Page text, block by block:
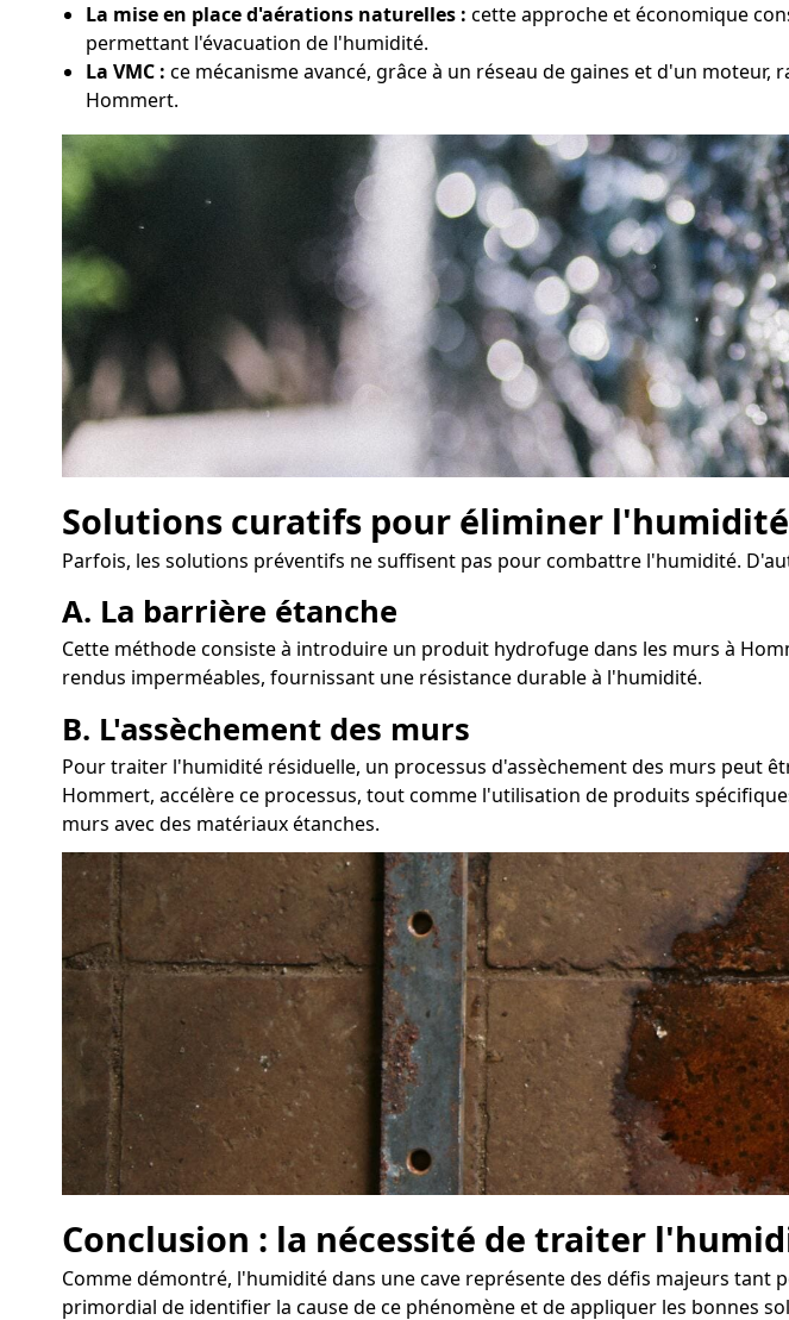
La mise en place d'aérations naturelles : cette approche et économique
permettant l'évacuation de l'humidité.
La VMC : ce mécanisme avancé, grâce à un réseau de gaines et d'un
Hommert.
Solutions curatifs pour éliminer
Parfois, les solutions préventifs ne suffisent pas pour combattre l'humidité.
A. La barrière étanche
Cette méthode consiste à introduire un produit hydrofuge dans les murs à
rendus imperméables, fournissant une résistance durable à l'humidité.
B. L'assèchement des murs
Pour traiter l'humidité résiduelle, un processus d'assèchement des murs peut
Hommert, accélère ce processus, tout comme l'utilisation de produits
murs avec des matériaux étanches.
Conclusion : la nécessité de traiter
Comme démontré, l'humidité dans une cave représente des défis majeurs
primordial de identifier la cause de ce phénomène et de appliquer les bonnes